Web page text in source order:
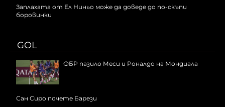
Заплахата от Ел Ниньо може да доведе до по-скъпи
боровинки
GOL
ФБР пазило Меси и Роналдо на Мондиала
Сан Сиро почете Барези